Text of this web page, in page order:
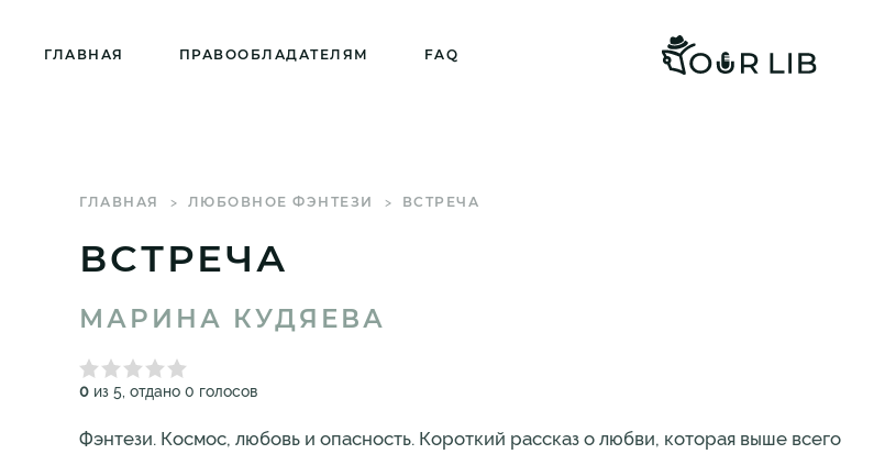
ГЛАВНАЯ ПРАВООБЛАДАТЕЛЯМ FAQ
ГЛАВНАЯ ЛЮБОВНОЕ ФЭНТЕЗИ ВСТРЕЧА
ВСТРЕЧА
МАРИНА КУДЯЕВА
0 из 5, отдано 0 голосов
Фэнтези. Космос, любовь и опасность. Короткий рассказ о любви, которая выше всего